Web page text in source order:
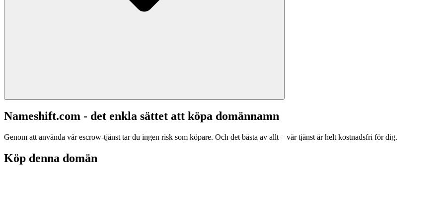
Nameshift.com - det enkla sättet att köpa domännamn
Genom att använda vår escrow-tjänst tar du ingen risk som köpare. Och det bästa av allt – vår tjänst är helt kostnadsfri för dig.
Köp denna domän